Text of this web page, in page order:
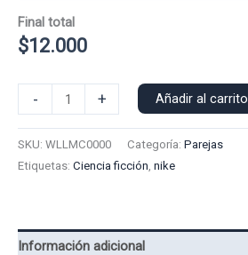
Final total
$12.000
-
Manga
cantidad
+ Añadir al carrito
SKU: WLLMC0000 Categoría: Parejas
Etiquetas: Ciencia ficción, nike
Información adicional